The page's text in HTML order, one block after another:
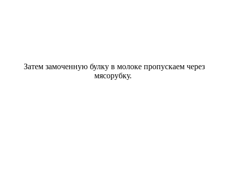
Затем замоченную булку в молоке пропускаем через
мясорубку.